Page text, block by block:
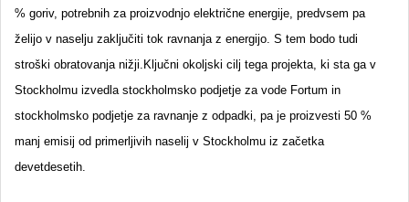
% goriv, potrebnih za proizvodnjo električne energije, predvsem pa
želijo v naselju zaključiti tok ravnanja z energijo. S tem bodo tudi
stroški obratovanja nižji.Ključni okoljski cilj tega projekta, ki sta ga v
Stockholmu izvedla stockholmsko podjetje za vode Fortum in
stockholmsko podjetje za ravnanje z odpadki, pa je proizvesti 50 %
manj emisij od primerljivih naselij v Stockholmu iz začetka
devetdesetih.